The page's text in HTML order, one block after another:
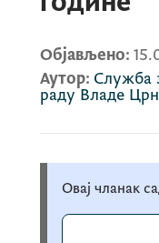
Објављено:
Аутор: Служба
раду Владе
Овај чланак